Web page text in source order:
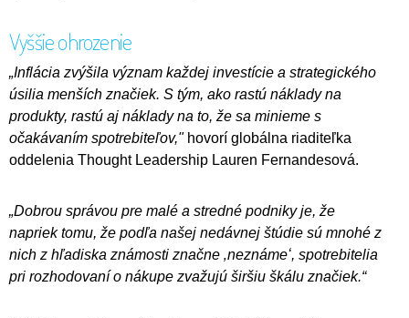
Vyššie ohrozenie
„Inflácia zvýšila význam každej investície a strategického
úsilia menších značiek. S tým, ako rastú náklady na
produkty, rastú aj náklady na to, že sa minieme s
očakávaním spotrebiteľov,"hovorí globálna riaditeľka
oddelenia Thought Leadership Lauren Fernandesová.
„Dobrou správou pre malé a stredné podniky je, že
napriek tomu, že podľa našej nedávnej štúdie sú mnohé z
nich z hľadiska známosti značne ‚neznámeʻ, spotrebitelia
pri rozhodovaní o nákupe zvažujú širšiu škálu značiek.“